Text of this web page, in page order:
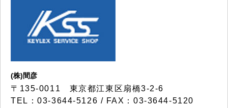
(株)間彦
〒135-0011 東京都江東区扇橋3-2-6
TEL：03-3644-5126 / FAX：03-3644-5120